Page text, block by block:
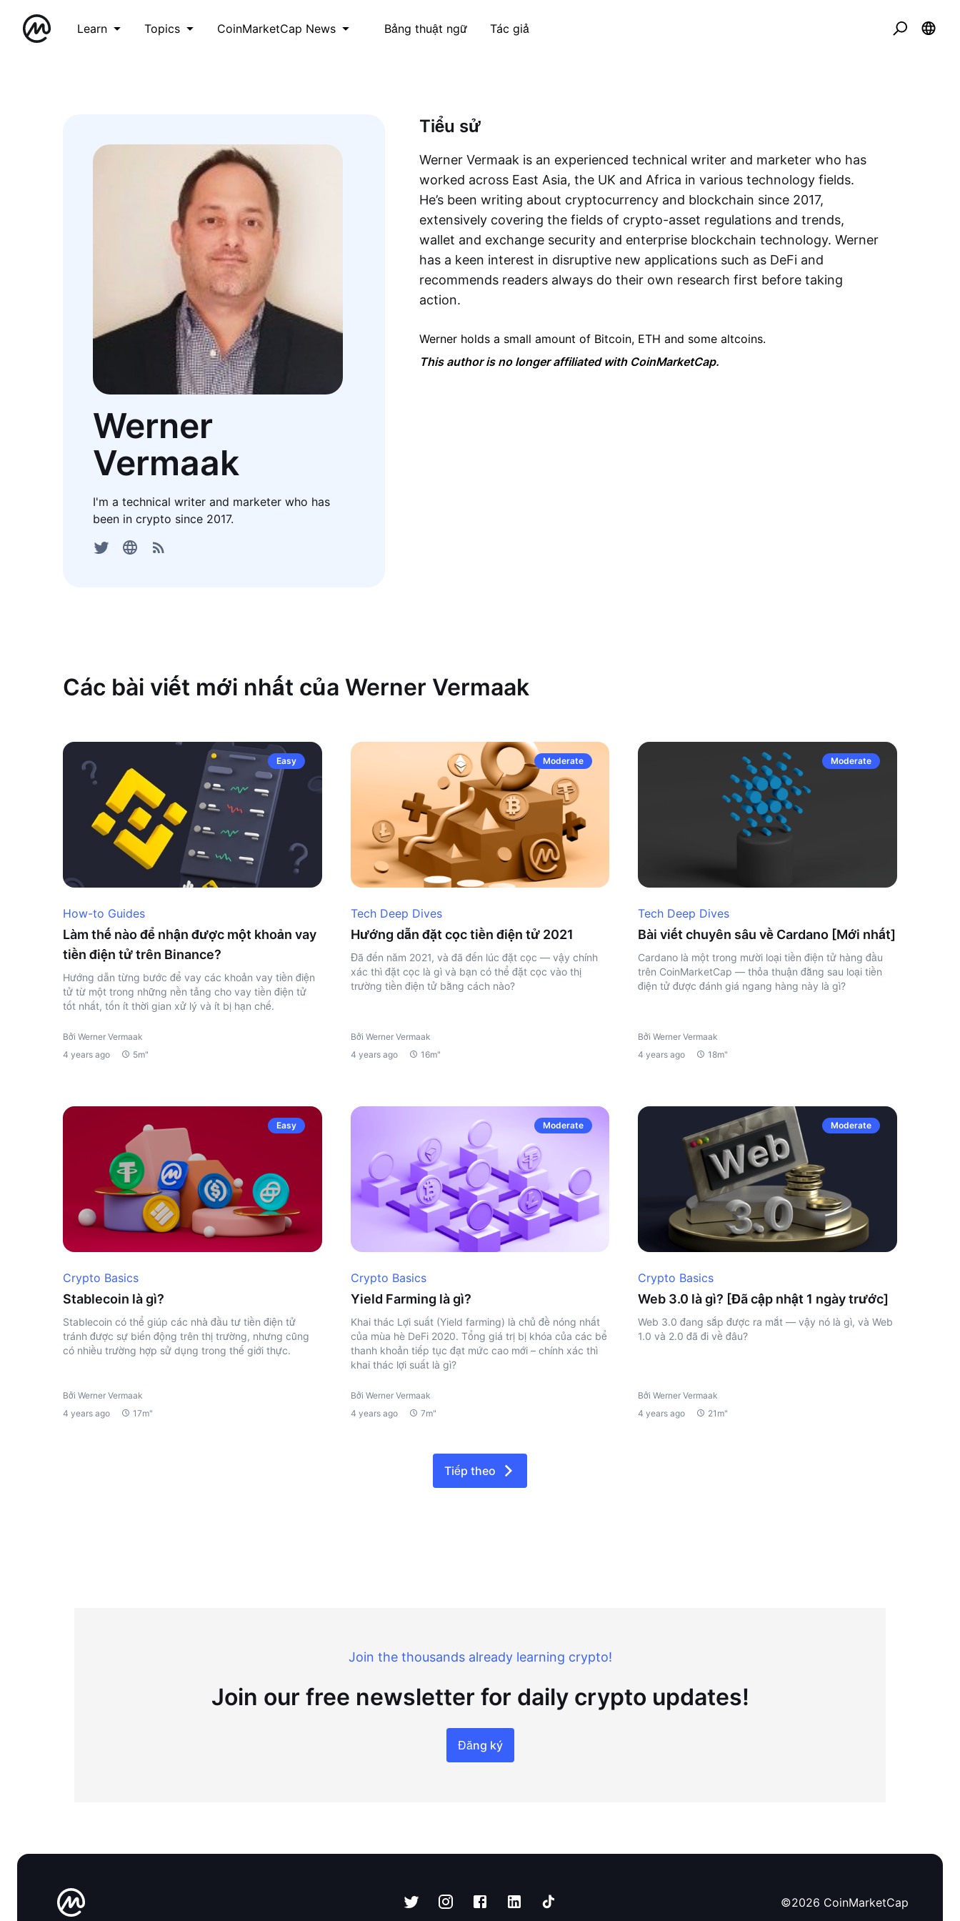
Learn Topics CoinMarketCap News Bảng thuật ngữ Tác giả
Werner
Vermaak
I'm a technical writer and marketer who has
been in crypto since 2017.
Tiểu sử
Werner Vermaak is an experienced technical writer and marketer who has
worked across East Asia, the UK and Africa in various technology fields.
He’s been writing about cryptocurrency and blockchain since 2017,
extensively covering the fields of crypto-asset regulations and trends,
wallet and exchange security and enterprise blockchain technology. Werner
has a keen interest in disruptive new applications such as DeFi and
recommends readers always do their own research first before taking
action.
Werner holds a small amount of Bitcoin, ETH and some altcoins.
This author is no longer affiliated with CoinMarketCap.
Các bài viết mới nhất của Werner Vermaak
Easy
How-to Guides
Làm thế nào để nhận được một khoản vay
tiền điện tử trên Binance?
Hướng dẫn từng bước để vay các khoản vay tiền điện
tử từ một trong những nền tảng cho vay tiền điện tử
tốt nhất, tốn ít thời gian xử lý và ít bị hạn chế.
Bởi Werner Vermaak
4 years ago
5m"
Moderate
Tech Deep Dives
Hướng dẫn đặt cọc tiền điện tử 2021
Đã đến năm 2021, và đã đến lúc đặt cọc — vậy chính
xác thì đặt cọc là gì và bạn có thể đặt cọc vào thị
trường tiền điện tử bằng cách nào?
Bởi Werner Vermaak
4 years ago
16m"
Moderate
Tech Deep Dives
Bài viết chuyên sâu về Cardano [Mới nhất]
Cardano là một trong mười loại tiền điện tử hàng đầu
trên CoinMarketCap — thỏa thuận đằng sau loại tiền
điện tử được đánh giá ngang hàng này là gì?
Bởi Werner Vermaak
4 years ago
18m"
Easy
Crypto Basics
Stablecoin là gì?
Stablecoin có thể giúp các nhà đầu tư tiền điện tử
tránh được sự biến động trên thị trường, nhưng cũng
có nhiều trường hợp sử dụng trong thế giới thực.
Bởi Werner Vermaak
4 years ago
17m"
Moderate
Crypto Basics
Yield Farming là gì?
Khai thác Lợi suất (Yield farming) là chủ đề nóng nhất
của mùa hè DeFi 2020. Tổng giá trị bị khóa của các bể
thanh khoản tiếp tục đạt mức cao mới – chính xác thì
khai thác lợi suất là gì?
Bởi Werner Vermaak
4 years ago
7m"
Moderate
Crypto Basics
Web 3.0 là gì? [Đã cập nhật 1 ngày trước]
Web 3.0 đang sắp được ra mắt — vậy nó là gì, và Web
1.0 và 2.0 đã đi về đâu?
Bởi Werner Vermaak
4 years ago
21m"
Tiếp theo
Join the thousands already learning crypto!
Join our free newsletter for daily crypto updates!
Đăng ký
©2026 CoinMarketCap